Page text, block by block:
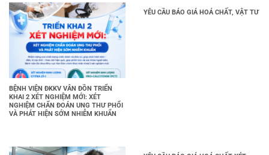
BỆNH VIỆN ĐKKV VÂN ĐỒN TRIỂN
KHAI 2 XÉT NGHIỆM MỚI: XÉT
NGHIỆM CHẨN ĐOÁN UNG THƯ PHỔI
VÀ PHÁT HIỆN SỚM NHIỄM KHUẨN
YÊU CẦU BÁO GIÁ HOÁ CHẤT, VẬT TƯ